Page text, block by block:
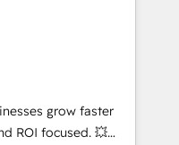
setup •
data cleanups •
📈 End-to-
marketing and
enablement tools
strategies with
grow faster
ROI focused. 💥